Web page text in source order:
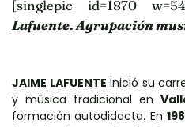
[singlepic id=1870
Lafuente. Agrupación
JAIME LAFUENTE inició su
y música tradicional en
formación autodidacta. En